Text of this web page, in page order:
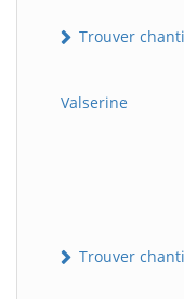
Trouver
Valserine
Trouver